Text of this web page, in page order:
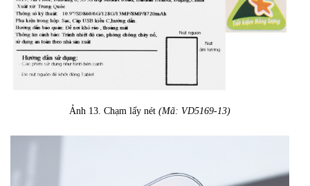
Ảnh 13. Chạm lấy nét (Mã: VD5169-13)